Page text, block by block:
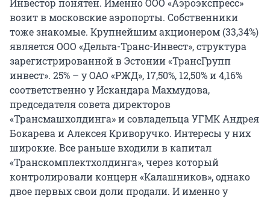
возит в московские аэропорты. Собственники
тоже знакомые. Крупнейшим акционером (33,34%)
является ООО «Дельта-Транс-Инвест», структура
зарегистрированной в Эстонии «ТрансГрупп
инвест». 25% – у ОАО «РЖД», 17,50%, 12,50% и 4,16%
соответственно у Искандара Махмудова,
председателя совета директоров
«Трансмашхолдинга» и совладельца УГМК Андрея
Бокарева и Алексея Криворучко. Интересы у них
широкие. Все раньше входили в капитал
«Транскомплектхолдинга», через который
контролировали концерн «Калашников», однако
двое первых свои доли продали. И именно у